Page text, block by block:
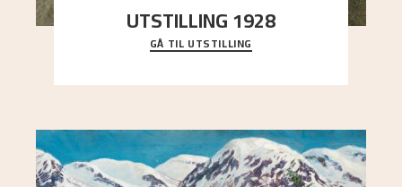
UTSTILLING 1928
Då Astrup døydde i 1928, tok vennene Moritz
Kaland og Simon Thorbjørnsen initiativ til å
GÅ TIL UTSTILLING